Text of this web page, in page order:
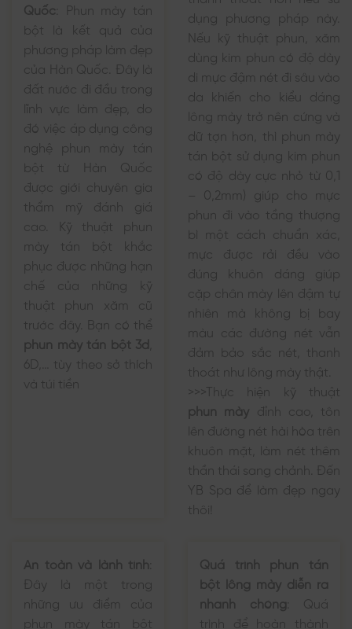
Quốc
Phun mày tán
bột là kết quả của
phương pháp làm đẹp
của Hàn Quốc. Đây là
đất nước đi đầu trong
lĩnh vực làm đẹp, do
đó việc áp dụng công
nghệ phun mày tán
bột từ Hàn Quốc
được giới chuyên gia
thẩm mỹ đánh giá
cao. Kỹ thuật phun
mày tán bột khắc
phục được những hạn
chế của những kỹ
thuật phun xăm cũ
trước đây. Bạn có thể
phun mày tán bột 3d
6D,… tùy theo sở thích
và túi tiền
dụng phương pháp này.
Nếu kỹ thuật phun, xăm
dùng kim phun có độ dày
di mực đậm nét đi sâu vào
da khiến cho kiểu dáng
lông mày trở nên cứng và
dữ tợn hơn, thì phun mày
tán bột sử dụng kim phun
có độ dày cực nhỏ từ 0,1
– 0,2mm) giúp cho mực
phun đi vào tầng thượng
bì một cách chuẩn xác,
mực được rải đều vào
đúng khuôn dáng giúp
cặp chân mày lên đậm tự
nhiên mà không bị bay
màu các đường nét vẫn
đảm bảo sắc nét, thanh
thoát như lông mày thật.
>>>Thực hiện kỹ thuật
phun mày đỉnh cao, tôn
lên đường nét hài hòa trên
khuôn mặt, làm nét thêm
thần thái sang chảnh. Đến
YB Spa để làm đẹp ngay
thôi!
An toàn và lành tính
Đây là một trong
những ưu điểm của
phun mày tán bột
Quá trình phun tán
bột lông mày diễn ra
nhanh chóng
Quá
trình để hoàn thành